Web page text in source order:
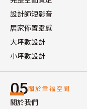
設計師短影音
居家佈置靈感
大坪數設計
小坪數設計
05關於幸福空間
關於我們